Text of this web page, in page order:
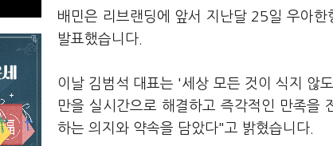
배민은 리브랜딩에 앞서 지난달 25일 우아
발표했습니다.
이날 김범석 대표는 '세상 모든 것이 식지 않
만을 실시간으로 해결하고 즉각적인 만족을
하는 의지와 약속을 담았다"고 밝혔습니다.